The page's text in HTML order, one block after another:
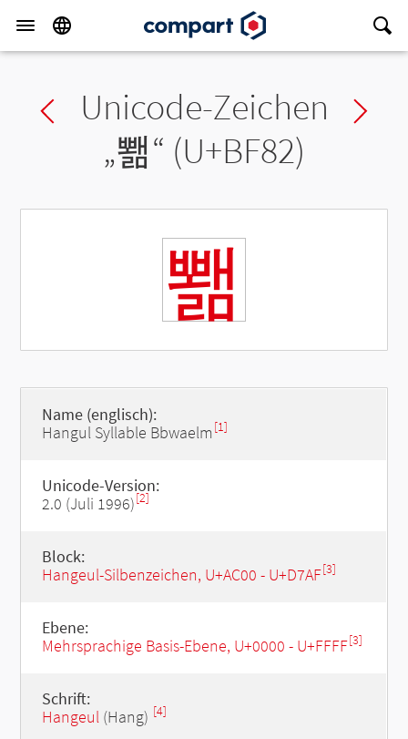
Previous char
Unicode-Zeichen
„뾂“ (U+BF82)
뾂
Name (englisch):
Hangul Syllable Bbwaelm [1]
Unicode-Version:
2.0 (Juli 1996)[2]
Block:
Hangeul-Silbenzeichen, U+AC00 - U+D7AF[3]
Ebene:
Mehrsprachige Basis-Ebene, U+0000 - U+FFFF[3]
Schrift:
Hangeul(Hang) [4]